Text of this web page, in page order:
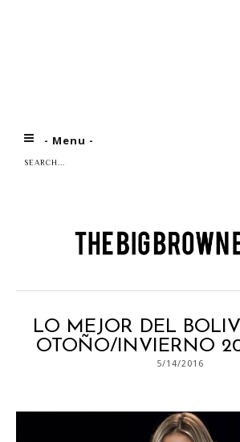
LO MEJOR DEL
OTOÑO/INVIERNO
5/14/2016